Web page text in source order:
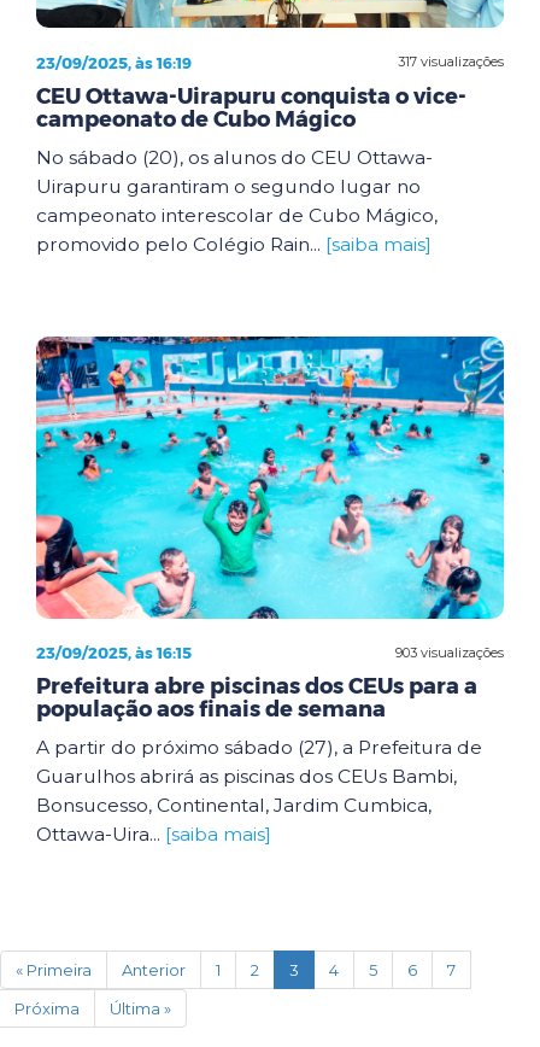
317 visualizações
23/09/2025, às 16:19
CEU Ottawa-Uirapuru conquista o vice-
campeonato de Cubo Mágico
No sábado (20), os alunos do CEU Ottawa-
Uirapuru garantiram o segundo lugar no
campeonato interescolar de Cubo Mágico,
promovido pelo Colégio Rain... [saiba mais]
903 visualizações
23/09/2025, às 16:15
Prefeitura abre piscinas dos CEUs para a
população aos finais de semana
A partir do próximo sábado (27), a Prefeitura de
Guarulhos abrirá as piscinas dos CEUs Bambi,
Bonsucesso, Continental, Jardim Cumbica,
Ottawa-Uira... [saiba mais]
« Primeira Anterior 1 2 3 (current)
4 5 6
7
Próxima
Última »